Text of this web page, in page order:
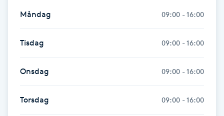
Fransk manikyr
Fransrengöring
Frekvensterapi
Friskvård
Måndag 09:00 - 16:00
Tisdag 09:00 - 16:00
Onsdag 09:00 - 16:00
Torsdag 09:00 - 16:00